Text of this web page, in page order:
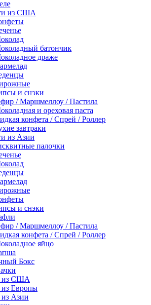
из США
батончик
драже
и снэки
/ Маршмеллоу / Пастила
и ореховая паста
конфета / Спрей / Роллер
завтраки
из Азии
палочки
и снэки
/ Маршмеллоу / Пастила
конфета / Спрей / Роллер
яйцо
Бокс
из США
Европы
Азии